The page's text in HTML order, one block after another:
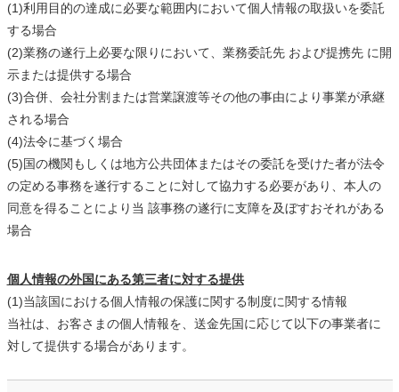
(1)利用目的の達成に必要な範囲内において個人情報の取扱いを委託
する場合
(2)業務の遂行上必要な限りにおいて、業務委託先 および提携先 に開
示または提供する場合
(3)合併、会社分割または営業譲渡等その他の事由により事業が承継
される場合
(4)法令に基づく場合
(5)国の機関もしくは地方公共団体またはその委託を受けた者が法令
の定める事務を遂行することに対して協力する必要があり、本人の
同意を得ることにより当 該事務の遂行に支障を及ぼすおそれがある
場合
個人情報の外国にある第三者に対する提供
(1)当該国における個人情報の保護に関する制度に関する情報
当社は、お客さまの個人情報を、送金先国に応じて以下の事業者に
対して提供する場合があります。